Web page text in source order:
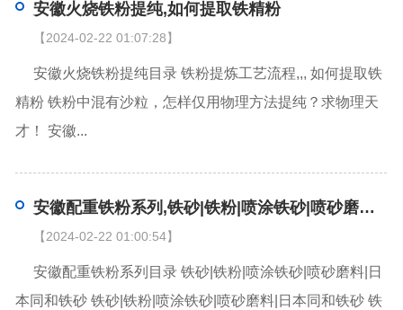
安徽火烧铁粉提纯,如何提取铁精粉
【2024-02-22 01:07:28】
安徽火烧铁粉提纯目录 铁粉提炼工艺流程,,, 如何提取铁
精粉 铁粉中混有沙粒，怎样仅用物理方法提纯？求物理天
才！ 安徽...
安徽配重铁粉系列,铁砂|铁粉|喷涂铁砂|喷砂磨料|日本同和铁砂
【2024-02-22 01:00:54】
安徽配重铁粉系列目录 铁砂|铁粉|喷涂铁砂|喷砂磨料|日
本同和铁砂 铁砂|铁粉|喷涂铁砂|喷砂磨料|日本同和铁砂 铁